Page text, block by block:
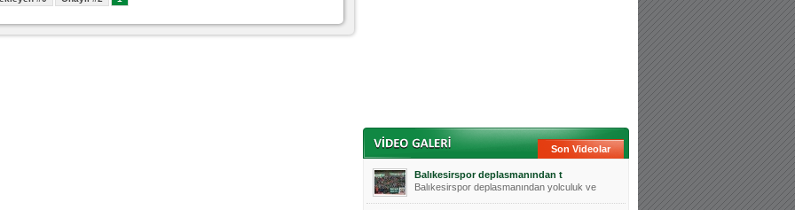
Son Videolar
Balıkesirspor deplasmanından t
Balıkesirspor deplasmanından yolculuk ve